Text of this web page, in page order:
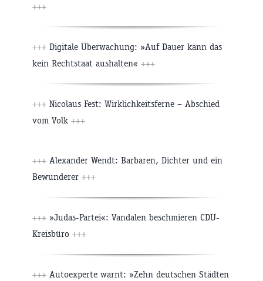
+++
+++ Digitale Überwachung: »Auf Dauer kann das
kein Rechtstaat aushalten« +++
+++ Nicolaus Fest: Wirklichkeitsferne – Abschied
vom Volk +++
+++ Alexander Wendt: Barbaren, Dichter und ein
Bewunderer +++
+++ »Judas-Partei«: Vandalen beschmieren CDU-
Kreisbüro +++
+++ Autoexperte warnt: »Zehn deutschen Städten